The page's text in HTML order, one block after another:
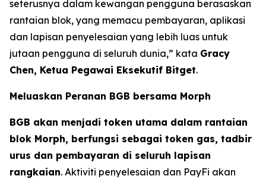
seterusnya dalam kewangan pengguna berasaskan
rantaian blok, yang memacu pembayaran, aplikasi
dan lapisan penyelesaian yang lebih luas untuk
jutaan pengguna di seluruh dunia,” kata Gracy
Chen, Ketua Pegawai Eksekutif Bitget.
Meluaskan Peranan BGB bersama Morph
BGB akan menjadi token utama dalam rantaian
blok Morph, berfungsi sebagai token gas, tadbir
urus dan pembayaran di seluruh lapisan
rangkaian. Aktiviti penyelesaian dan PayFi akan